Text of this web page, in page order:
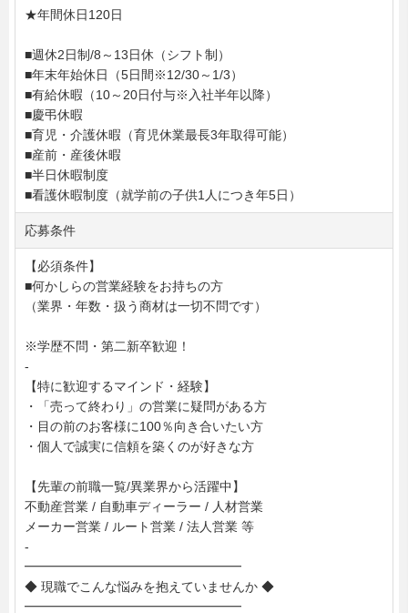
★年間休日120日
■週休2日制/8～13日休（シフト制）
■年末年始休日（5日間※12/30～1/3）
■有給休暇（10～20日付与※入社半年以降）
■慶弔休暇
■育児・介護休暇（育児休業最長3年取得可能）
■産前・産後休暇
■半日休暇制度
■看護休暇制度（就学前の子供1人につき年5日）
応募条件
【必須条件】
■何かしらの営業経験をお持ちの方
（業界・年数・扱う商材は一切不問です）
※学歴不問・第二新卒歓迎！
-
【特に歓迎するマインド・経験】
・「売って終わり」の営業に疑問がある方
・目の前のお客様に100％向き合いたい方
・個人で誠実に信頼を築くのが好きな方
【先輩の前職一覧/異業界から活躍中】
不動産営業 / 自動車ディーラー / 人材営業
メーカー営業 / ルート営業 / 法人営業 等
-
━━━━━━━━━━━━━━━━━
◆ 現職でこんな悩みを抱えていませんか ◆
━━━━━━━━━━━━━━━━━